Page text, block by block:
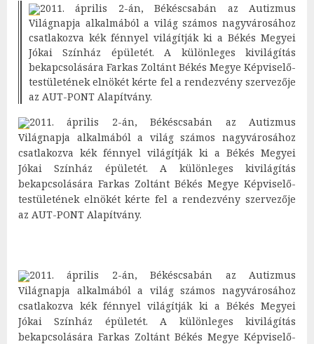
2011. április 2-án, Békéscsabán az Autizmus
Világnapja alkalmából a világ számos nagyvárosához
csatlakozva kék fénnyel világítják ki a Békés Megyei
Jókai Színház épületét. A különleges kivilágítás
bekapcsolására Farkas Zoltánt Békés Megye Képviselő-
testületének elnökét kérte fel a rendezvény szervezője
az AUT-PONT Alapítvány.
2011. április 2-án, Békéscsabán az Autizmus
Világnapja alkalmából a világ számos nagyvárosához
csatlakozva kék fénnyel világítják ki a Békés Megyei
Jókai Színház épületét. A különleges kivilágítás
bekapcsolására Farkas Zoltánt Békés Megye Képviselő-
testületének elnökét kérte fel a rendezvény szervezője
az AUT-PONT Alapítvány.
2011. április 2-án, Békéscsabán az Autizmus
Világnapja alkalmából a világ számos nagyvárosához
csatlakozva kék fénnyel világítják ki a Békés Megyei
Jókai Színház épületét. A különleges kivilágítás
bekapcsolására Farkas Zoltánt Békés Megye Képviselő-